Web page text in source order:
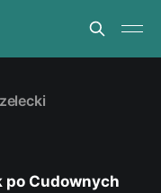
po Cudownych